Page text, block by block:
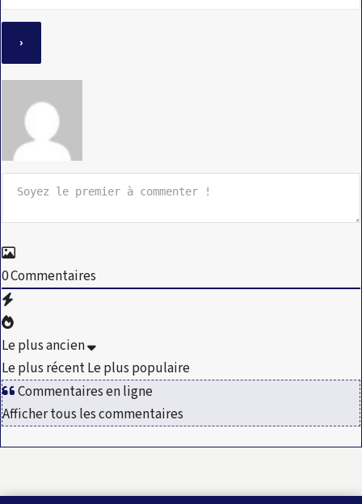
0Commentaires
Le plus ancien
Le plus récentLe plus populaire
Commentaires en ligne
Afficher tous les commentaires